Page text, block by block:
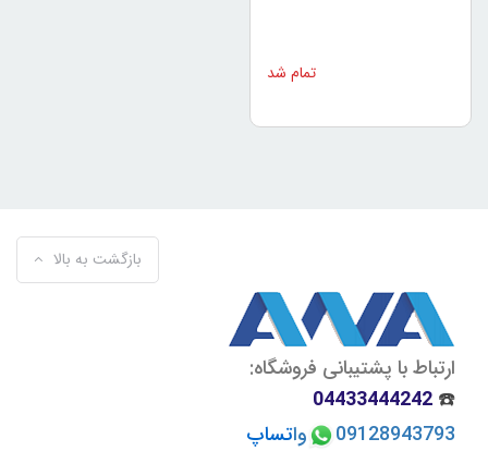
تمام شد
بازگشت به بالا
ارتباط با پشتیبانی فروشگاه:
☎️
04433444242
09128943793
واتساپ